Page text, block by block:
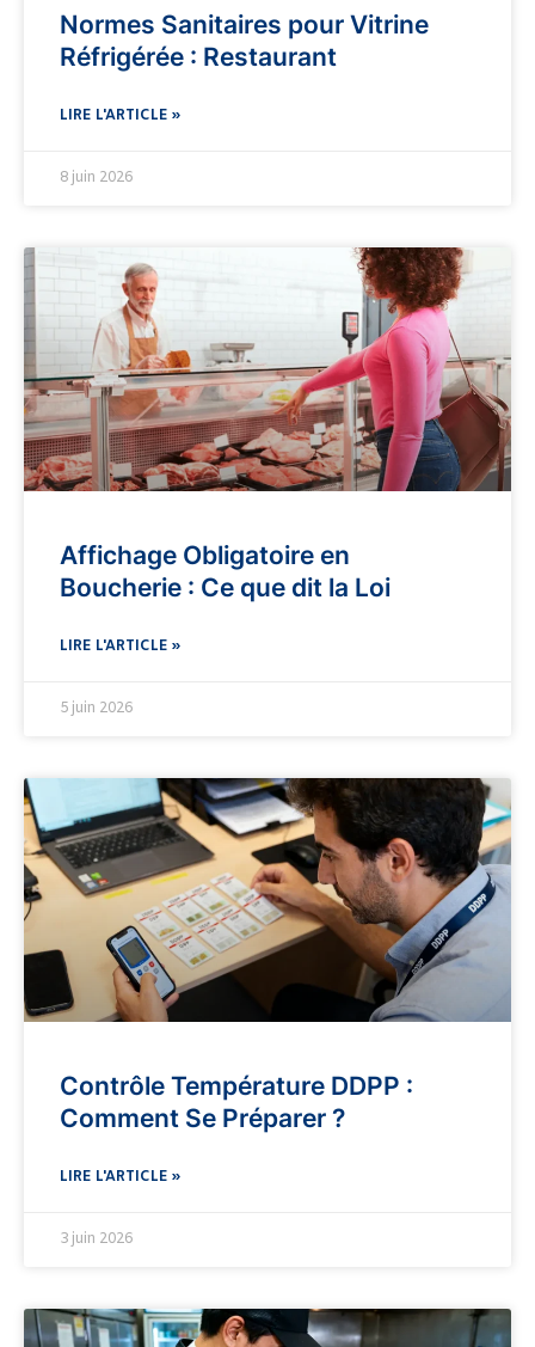
Normes Sanitaires pour Vitrine
Réfrigérée : Restaurant
LIRE L'ARTICLE »
8 juin 2026
Affichage Obligatoire en
Boucherie : Ce que dit la Loi
LIRE L'ARTICLE »
5 juin 2026
Contrôle Température DDPP :
Comment Se Préparer ?
LIRE L'ARTICLE »
3 juin 2026